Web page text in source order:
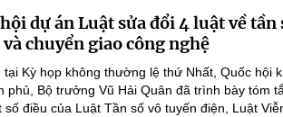
dự án Luật sửa đổi 4 luật về
chuyển giao công nghệ
tại Kỳ họp không thường lệ thứ Nhất, Quốc hội
phủ, Bộ trưởng Vũ Hải Quân đã trình bày tóm
số điều của Luật Tần số vô tuyến điện, Luật